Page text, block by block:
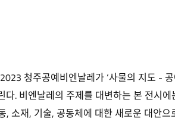
청주공예비엔날레가 ‘사물의 지도 -
다. 비엔날레의 주제를 대변하는 본 전시
, 소재, 기술, 공동체에 대한 새로운 대안으